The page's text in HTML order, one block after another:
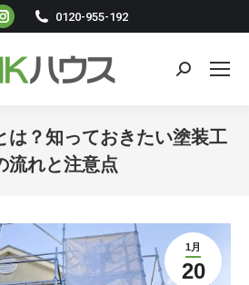
Instagram
ペ
ー
ジ
新
し
ィ
ン
ド
0120-955-192
検
は？知っておきたい塗装工
流れと注意点
1月
20